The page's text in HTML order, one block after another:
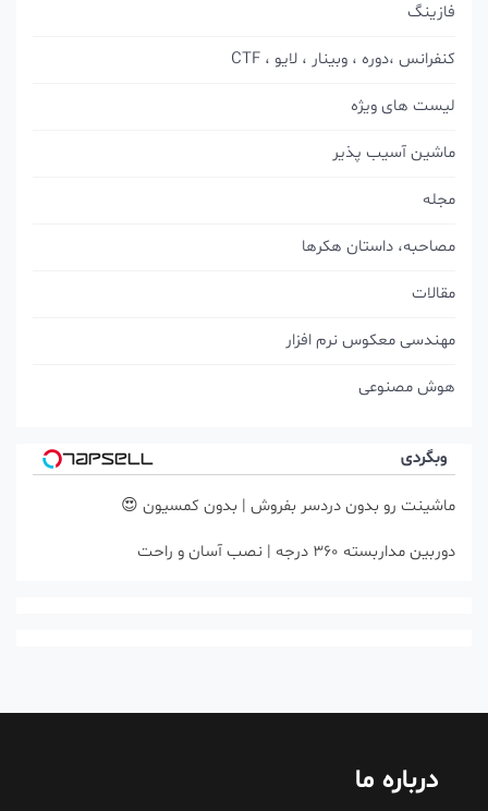
فازینگ
کنفرانس ،دوره ، وبینار ، لایو ، CTF
لیست های ویژه
ماشین آسیب پذیر
مصاحبه، داستان هکرها
مقالات
مهندسی معکوس نرم افزار
هوش مصنوعی
وبگردی
ماشینت رو بدون دردسر بفروش | بدون کمسیون 😍
دوربین مداربسته 360 درجه | نصب آسان و راحت
درباره ما